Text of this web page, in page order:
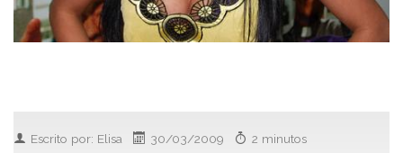
Escrito por: Elisa 30/03/2009 2 minutos